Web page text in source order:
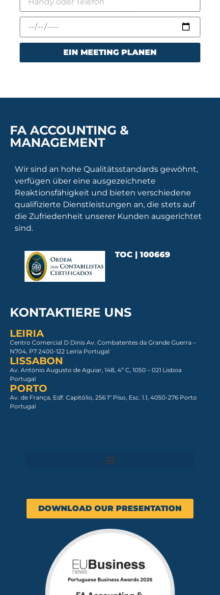
EIN MEETING PLANEN
FA ACCOUNTING &
MANAGEMENT
Wir sind an hohe Qualitätsstandards gewöhnt,
verfügen über eine ausgezeichnete
Reaktionsfähigkeit und bieten verschiedene
qualifizierte Dienstleistungen an, die stets auf
die Zufriedenheit unserer Kunden ausgerichtet
sind.
TOC | 100669
KONTAKTIERE UNS
LEIRIA
Centro Comercial D Dinis Av. Combatentes da Grande Guerra –
N704, P7 2400-122 Leiria Portugal
LISSABON
Av. António Augusto de Aguiar, 148, 4º C, 1050 – 021 Lisboa​
Portugal
PORTO
Av. de França, Edf. Capitólio, 256 1º Piso, Esc. 1.1, 4050-276 Porto
Portugal
DOWNLOAD OUR PRESENTATION